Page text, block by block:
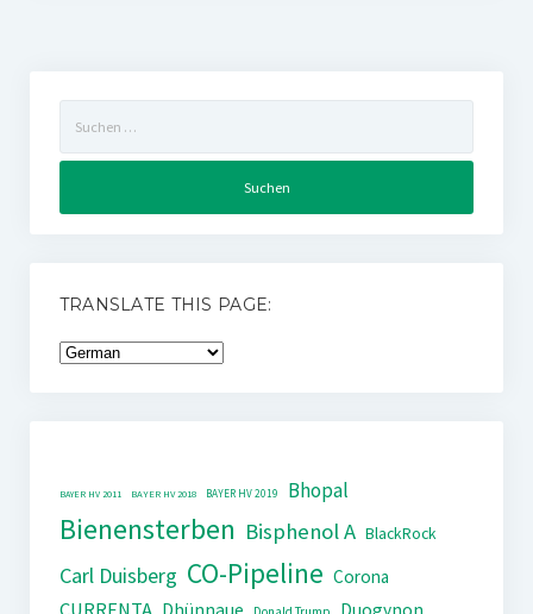
nach:
TRANSLATE THIS PAGE:
BAYER HV 2011 BAYER HV 2018 BAYER HV 2019 Bhopal
Bienensterben Bisphenol A BlackRock
Carl Duisberg CO-Pipeline Corona